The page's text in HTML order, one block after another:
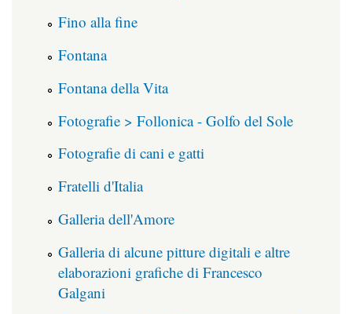
Fino alla fine
Fontana
Fontana della Vita
Fotografie > Follonica - Golfo del Sole
Fotografie di cani e gatti
Fratelli d'Italia
Galleria dell'Amore
Galleria di alcune pitture digitali e altre
elaborazioni grafiche di Francesco
Galgani